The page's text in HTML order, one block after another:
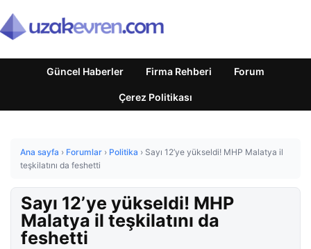
Güncel Haberler Firma Rehberi Forum
Çerez Politikası
Ana sayfa › Forumlar › Politika › Sayı 12’ye yükseldi! MHP Malatya il
teşkilatını da feshetti
Sayı 12’ye yükseldi! MHP
Malatya il teşkilatını da
feshetti